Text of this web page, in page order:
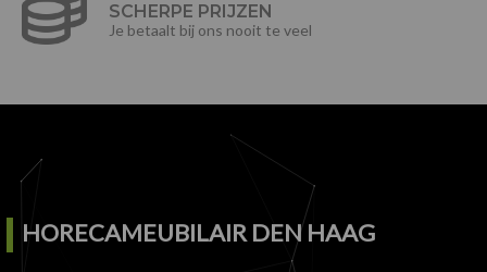
SCHERPE PRIJZEN
Je betaalt bij ons nooit te veel
HORECAMEUBILAIR DEN HAAG